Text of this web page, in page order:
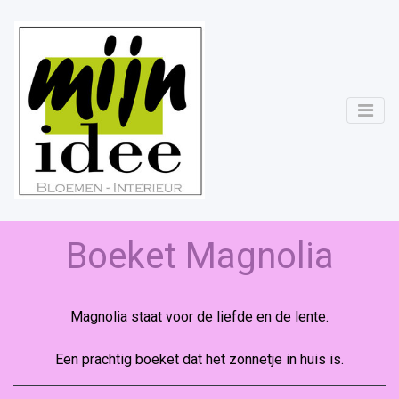
Boeket Magnolia
Magnolia staat voor de liefde en de lente.
Een prachtig boeket dat het zonnetje in huis is.